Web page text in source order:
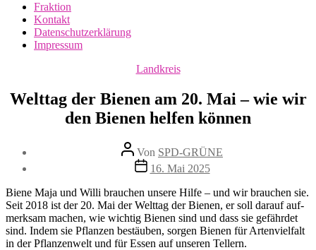
Fraktion
Kontakt
Datenschutzerklärung
Impressum
Kategorien
Landkreis
Welttag der Bienen am 20. Mai – wie wir
den Bienen helfen können
Beitragsautor
Von SPD-GRÜNE
Veröffentlichungsdatum
16. Mai 2025
Biene Maja und Willi brau­chen unse­re Hilfe – und wir brau­chen sie.
Seit 2018 ist der 20. Mai der Welttag der Bienen, er soll dar­auf auf­
merk­sam machen, wie wich­tig Bienen sind und dass sie gefähr­det
sind. Indem sie Pflanzen bestäu­ben, sor­gen Bienen für Artenvielfalt
in der Pflanzenwelt und für Essen auf unse­ren Tellern.